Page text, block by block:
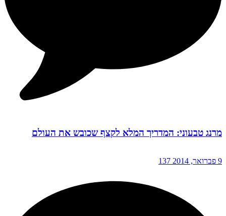
מרנג טבעוני: המדריך המלא לקצף שכובש את העולם
9 פברואר, 2014 137